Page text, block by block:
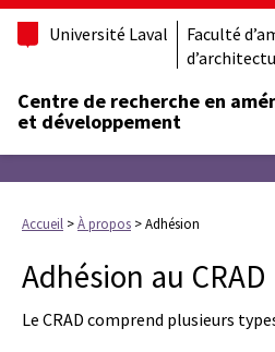
Université Laval
Faculté
Centre de recherche en
et développement
Accueil >À propos >Adhésion
Adhésion au CRAD
Le CRAD comprend plusieurs